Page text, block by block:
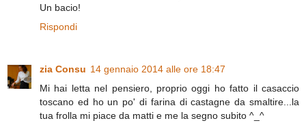
Un bacio!
Rispondi
zia Consu 14 gennaio 2014 alle ore 18:47
Mi hai letta nel pensiero, proprio oggi ho fatto il casaccio
toscano ed ho un po' di farina di castagne da smaltire...la
tua frolla mi piace da matti e me la segno subito ^_^